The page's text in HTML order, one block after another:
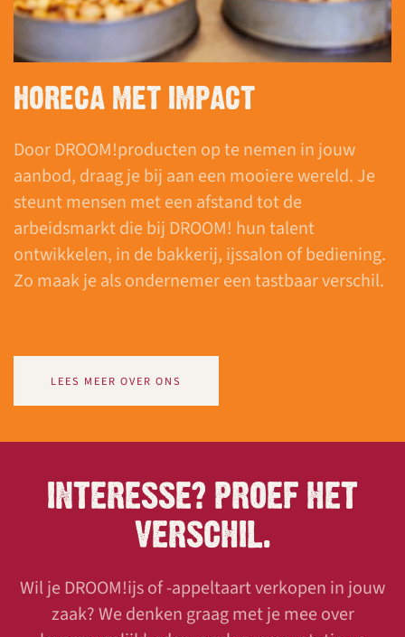
HORECA MET IMPACT
Door DROOM!producten op te nemen in jouw
aanbod, draag je bij aan een mooiere wereld. Je
steunt mensen met een afstand tot de
arbeidsmarkt die bij DROOM! hun talent
ontwikkelen, in de bakkerij, ijssalon of bediening.
Zo maak je als ondernemer een tastbaar verschil.
LEES MEER OVER ONS
INTERESSE? PROEF HET
VERSCHIL.
Wil je DROOM!ijs of -appeltaart verkopen in jouw
zaak? We denken graag met je mee over